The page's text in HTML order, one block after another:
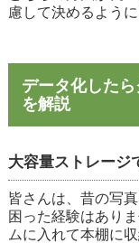
慮して決めるように
データ化した
を解説
大容量ストレージ
皆さんは、昔の写
困った経験はあり
ムに入れて本棚に